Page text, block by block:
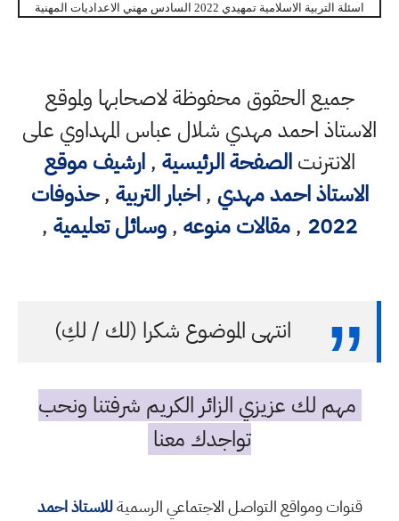
اسئلة التربية الاسلامية تمهيدي 2022 السادس مهني الاعداديات المهنية
جميع الحقوق محفوظة لاصحابها ولموقع
احمد مهدي شلال عباس المهداوي على
الانترنتالصفحة الرئيسية,ارشيف موقع
احمد مهدي,اخبار التربية,حذوفات
2022
,مقالات منوعه,وسائل تعليمية,
انتهى الموضوع شكرا (لك / لكِ)
مهم لك عزيزي الزائر الكريم شرفتنا ونحب
تواجدك معنا
قنوات ومواقع التواصل الاجتماعي الرسميةللاستاذ احمد